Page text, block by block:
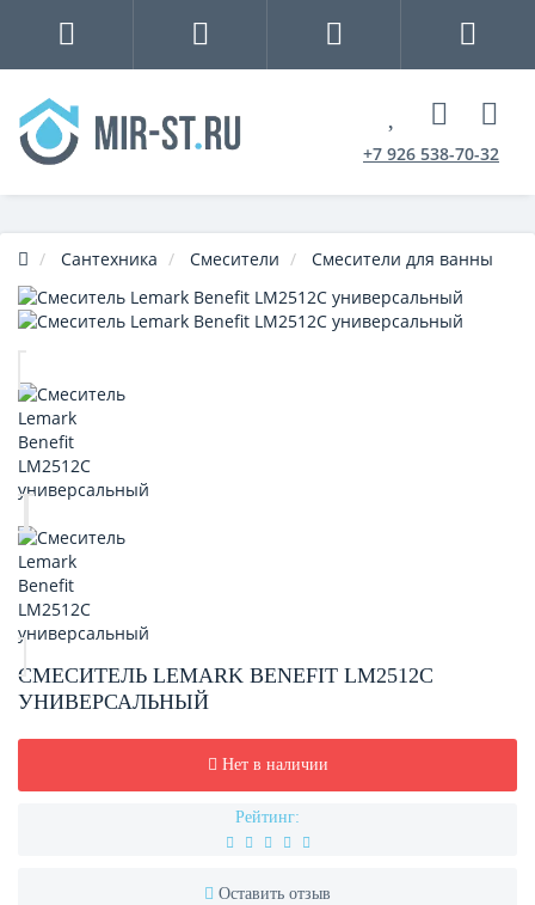
+7 926 538-70-32
Сантехника Смесители Смесители для ванны
СМЕСИТЕЛЬ LEMARK BENEFIT LM2512C
УНИВЕРСАЛЬНЫЙ
Нет в наличии
Рейтинг:
Оставить отзыв